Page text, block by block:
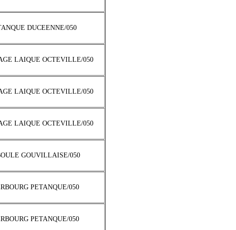
DUCEENNE/050
LAIQUE OCTEVILLE/050
LAIQUE OCTEVILLE/050
LAIQUE OCTEVILLE/050
GOUVILLAISE/050
PETANQUE/050
PETANQUE/050